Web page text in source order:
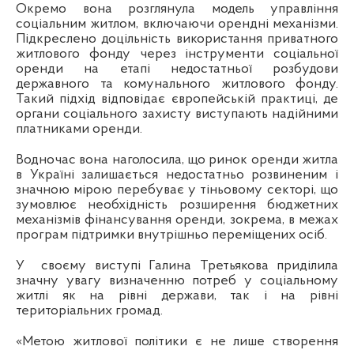
Окремо вона розглянула модель управління
соціальним житлом, включаючи орендні механізми.
Підкреслено доцільність використання приватного
житлового фонду через інструменти соціальної
оренди на етапі недостатньої розбудови
державного та комунального житлового фонду.
Такий підхід відповідає європейській практиці, де
органи соціального захисту виступають надійними
платниками оренди.
Водночас вона наголосила, що ринок оренди житла
в Україні залишається недостатньо розвиненим і
значною мірою перебуває у тіньовому секторі, що
зумовлює необхідність розширення бюджетних
механізмів фінансування оренди, зокрема, в межах
програм підтримки внутрішньо переміщених осіб.
У
своєму виступі Галина Третьякова приділила
значну увагу визначенню потреб у соціальному
житлі як на рівні держави, так і на рівні
територіальних громад.
«Метою житлової політики є не лише створення